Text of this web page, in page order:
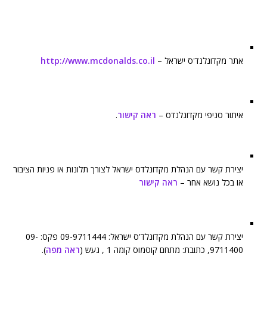
אתר מקדונלנד'ס ישראל – http://www.mcdonalds.co.il
איתור סניפי מקדונלנדס – ראה קישור.
יצירת קשר עם הנהלת מקדונלדס ישראל לצורך תלונות או פניות הציבור
או בכל נושא אחר – ראה קישור
יצירת קשר עם הנהלת מקדונלד'ס ישראל: 09-9711444 פקס: 09-
9711400, כתובת: מתחם קוסמוס קומה 1 , געש (
ראה מפה).